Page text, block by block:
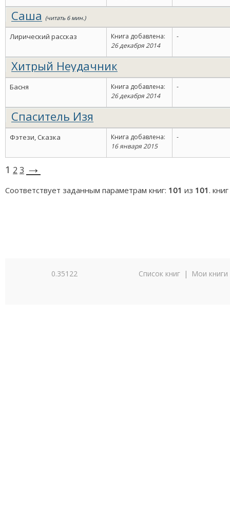
Саша (читать 6 мин.)
Лирический рассказ
Книга добавлена:
26 декабря 2014
-
Хитрый Неудачник
Басня
Книга добавлена:
26 декабря 2014
-
Спаситель Изя
Фэтези, Сказка
Книга добавлена:
16 января 2015
-
1 2 3 →
Соответствует заданным параметрам книг: 101 из 101.
0.35122 Список книг | Мои книги